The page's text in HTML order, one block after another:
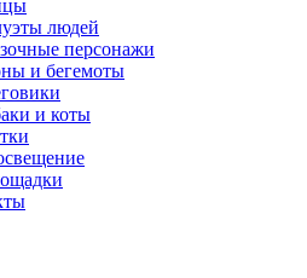
людей
персонажи
и бегемоты
и коты